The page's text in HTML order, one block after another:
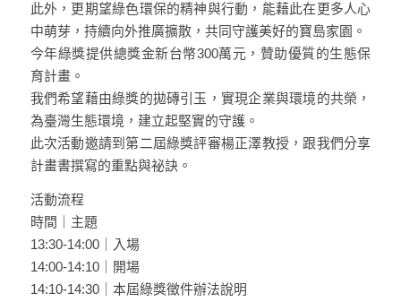
此外，更期望綠色環保的精神與行動，能藉此在更多人心
中萌芽，持續向外推廣擴散，共同守護美好的寶島家園。
今年綠獎提供總獎金新台幣300萬元，贊助優質的生態保
育計畫。
我們希望藉由綠獎的拋磚引玉，實現企業與環境的共榮，
為臺灣生態環境，建立起堅實的守護。
此次活動邀請到第二屆綠獎評審楊正澤教授，跟我們分享
計畫書撰寫的重點與祕訣。
活動流程
時間｜主題
13:30-14:00｜入場
14:00-14:10｜開場
14:10-14:30｜本屆綠獎徵件辦法說明